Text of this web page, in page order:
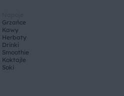
Grzańce
Kawy
Herbaty
Drinki
Smoothie
Koktajle
Soki